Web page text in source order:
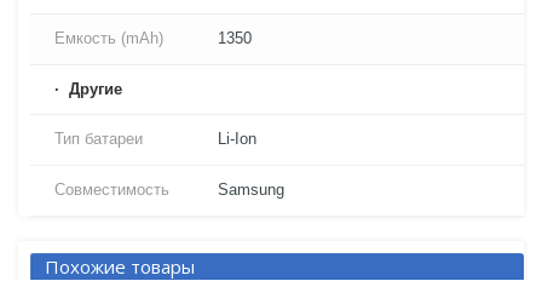
Емкость (mAh) 1350
Другие
Тип батареи Li-Ion
Совместимость Samsung
Похожие товары